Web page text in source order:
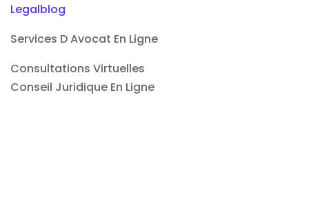
Legalblog
Services D Avocat En Ligne
Consultations Virtuelles
Conseil Juridique En Ligne